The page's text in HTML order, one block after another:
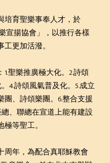
培育聖樂事奉人才，於
宣揚協會」，以推行各樣
更加活潑。
聖樂推廣極大化。2.詩頌
4.詩頌風氣普及化。5.成立
、詩頌樂團。6.整合支援
、聯總在宣道上能有建設
等聖工。
周年，為配合真耶穌教會